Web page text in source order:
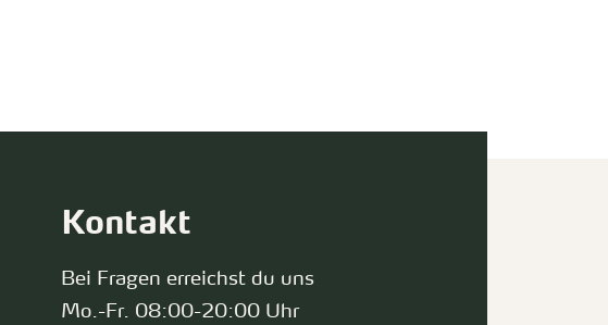
Kontakt
Bei Fragen erreichst du uns
Mo.-Fr. 08:00-20:00 Uhr